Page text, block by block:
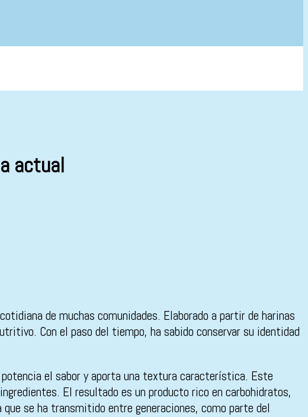
actual
de muchas comunidades. Elaborado a partir de harinas
Con el paso del tiempo, ha sabido conservar su identidad
el sabor y aporta una textura característica. Este
El resultado es un producto rico en carbohidratos,
se ha transmitido entre generaciones, como parte del